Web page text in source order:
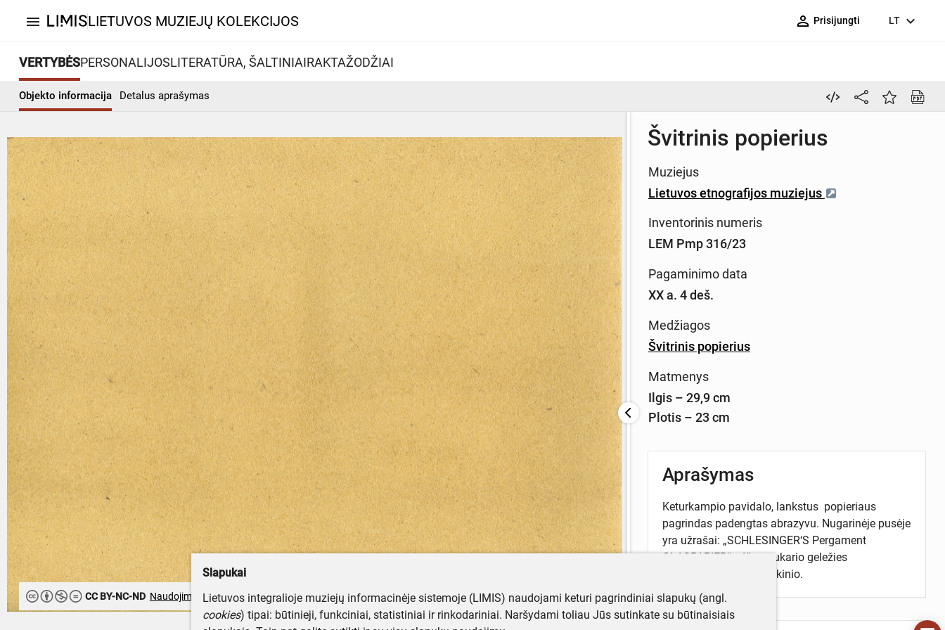
menu LIETUVOS MUZIEJŲ KOLEKCIJOS person_outline Prisijungti LT expand_more
VERTYBĖSPERSONALIJOSLITERATŪRA, ŠALTINIAIRAKTAŽODŽIAI
Objekto informacija Detalus aprašymas
CC BY-NC-ND Naudojimo teisės ribojamos
Švitrinis popierius
Muziejus
Lietuvos etnografijos muziejus
Inventorinis numeris
LEM Pmp 316/23
Pagaminimo data
XX a. 4 deš.
Medžiagos
Švitrinis popierius
Matmenys
Ilgis – 29,9 cm
Plotis – 23 cm
Aprašymas
Keturkampio pavidalo, lankstus popieriaus
pagrindas padengtas abrazyvu. Nugarinėje pusėje
yra užrašai: „SCHLESINGER‘S Pergament
GLASPAPIER“... Iš tarpukario geležies
parduotuvės Kaune, rinkinio.
Slapukai
Lietuvos integralioje muziejų informacinėje sistemoje (LIMIS) naudojami keturi pagrindiniai slapukų (angl.
cookies) tipai: būtinieji, funkciniai, statistiniai ir rinkodariniai. Naršydami toliau Jūs sutinkate su būtinaisiais